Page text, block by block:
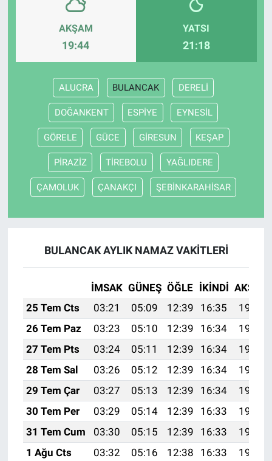
AKŞAM
19:44
YATSI
21:18
ALUCRA BULANCAK DERELİ
DOĞANKENT ESPİYE EYNESİL
GÖRELE GÜCE GİRESUN KEŞAP
PİRAZİZ TİREBOLU YAĞLIDERE
ÇAMOLUK ÇANAKÇI ŞEBİNKARAHİSAR
BULANCAK AYLIK NAMAZ VAKITLERI
İMSAK GÜNEŞ ÖĞLE İKINDI AKŞAM
25 Tem Cts
03:21 05:09 12:39 16:35
19:58
26 Tem Paz
03:23 05:10 12:39 16:34
19:57
27 Tem Pts
03:24 05:11 12:39 16:34
19:56
28 Tem Sal
03:26 05:12 12:39 16:34
19:55
29 Tem Çar
03:27 05:13 12:39 16:34
19:54
30 Tem Per
03:29 05:14 12:39 16:33
19:53
31 Tem Cum
03:30 05:15 12:39 16:33
19:52
1 Ağu Cts
03:32 05:16 12:38 16:33
19:51